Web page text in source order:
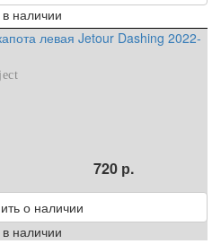
наличии
левая Jetour Dashing 2022-
720 р.
о наличии
наличии